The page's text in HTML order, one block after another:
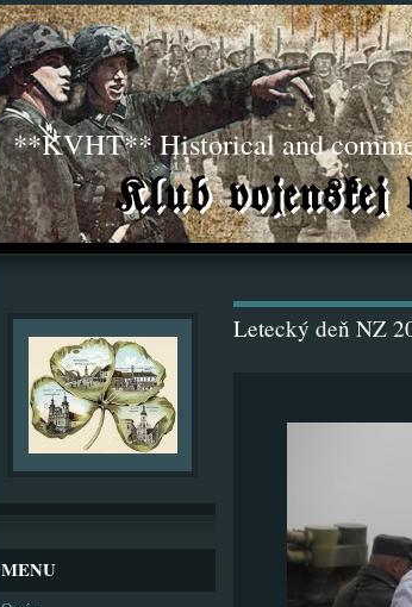
**KVHT** Historical and
Letecký deň NZ
MENU